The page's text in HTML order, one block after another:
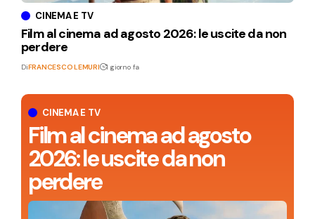
CINEMA E TV
Film al cinema ad agosto
2026: le uscite da non
perdere
CINEMA E TV
Film al cinema ad agosto 2026: le uscite da non
perdere
DiFRANCESCO LEMURI 1 giorno fa